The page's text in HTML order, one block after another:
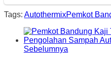
Tags: AutothermixPemkot
Sebelumnya